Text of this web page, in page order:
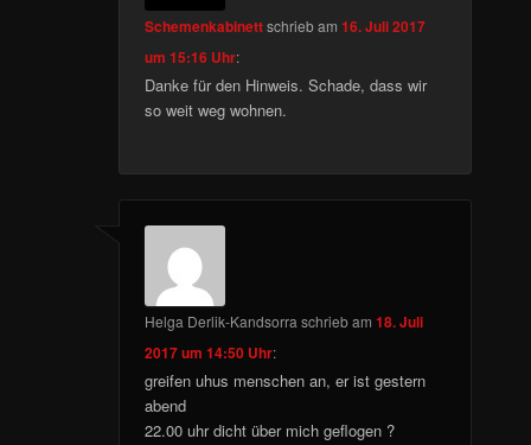
Schemenkabinettschriebam16. Juli 2017
um 15:16 Uhr:
Danke für den Hinweis. Schade, dass wir
so weit weg wohnen.
Helga Derlik-Kandsorra schriebam18. Juli
2017 um 14:50 Uhr:
greifen uhus menschen an, er ist gestern
abend
22.00 uhr dicht über mich geflogen ?